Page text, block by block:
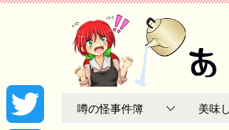
噂の怪事件簿 美味